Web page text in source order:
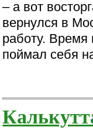
– а вот
вернулся в
работу. Время
поймал себя